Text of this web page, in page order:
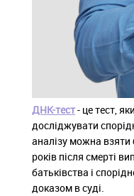
ДНК-тест- це тест,
досліджувати
аналізу можна взяти
років після смерті
батьківства і
доказом в суді.